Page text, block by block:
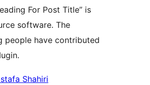
For Post Title” is
software. The
people have contributed
Shahiri